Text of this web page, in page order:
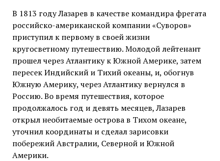
В 1813 году Лазарев в качестве командира фрегата
российско-американской компании «Суворов»
приступил к первому в своей жизни
кругосветному путешествию. Молодой лейтенант
прошел через Атлантику к Южной Америке, затем
пересек Индийский и Тихий океаны, и, обогнув
Южную Америку, через Атлантику вернулся в
Россию. Во время путешествия, которое
продолжалось год и девять месяцев, Лазарев
открыл необитаемые острова в Тихом океане,
уточнил координаты и сделал зарисовки
побережий Австралии, Северной и Южной
Америки.